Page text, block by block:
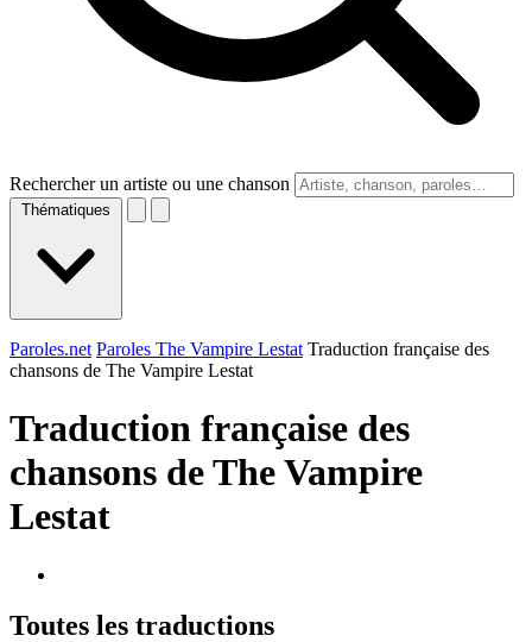
Rechercher un artiste ou une chanson
Thématiques
Paroles.net Paroles The Vampire Lestat Traduction française des
chansons de The Vampire Lestat
Traduction française des
chansons deThe Vampire
Lestat
Toutes les traductions